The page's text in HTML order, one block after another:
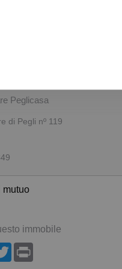
Peglicasa
di Pegli nº 119
mutuo
immobile
Twitter